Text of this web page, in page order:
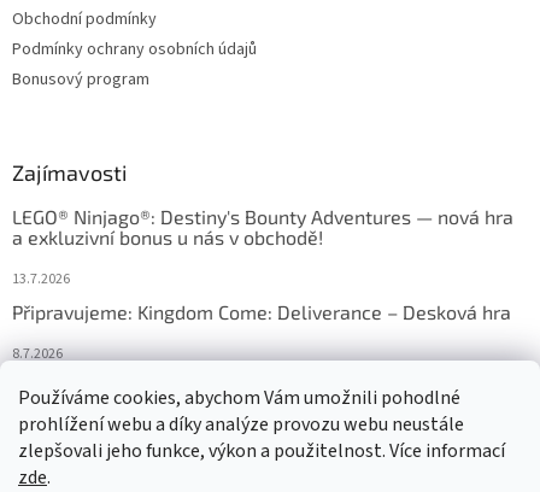
Používáme cookies, abychom Vám umožnili pohodlné
prohlížení webu a díky analýze provozu webu neustále
zlepšovali jeho funkce, výkon a použitelnost. Více informací
zde.
Obchodní podmínky
Podmínky ochrany osobních údajů
Bonusový program
Zajímavosti
LEGO® Ninjago®: Destiny's Bounty Adventures — nová hra
a exkluzivní bonus u nás v obchodě!
13.7.2026
Připravujeme: Kingdom Come: Deliverance – Desková hra
8.7.2026
Nejlepší deskové hry: výběr, který frčí v celém Česku
18.6.2026